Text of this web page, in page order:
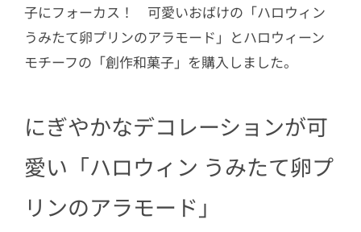
子にフォーカス！ 可愛いおばけの「ハロウィン
うみたて卵プリンのアラモード」とハロウィーン
モチーフの「創作和菓子」を購入しました。
にぎやかなデコレーションが可
愛い「ハロウィン うみたて卵プ
リンのアラモード」